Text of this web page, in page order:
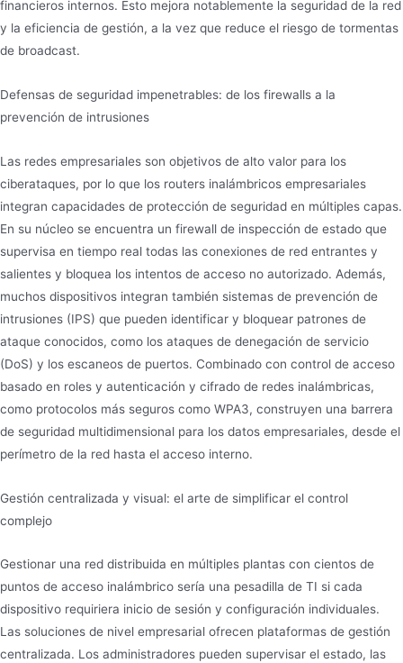
financieros internos. Esto mejora notablemente la seguridad de la red
y la eficiencia de gestión, a la vez que reduce el riesgo de tormentas
de broadcast.
Defensas de seguridad impenetrables: de los firewalls a la
prevención de intrusiones
Las redes empresariales son objetivos de alto valor para los
ciberataques, por lo que los routers inalámbricos empresariales
integran capacidades de protección de seguridad en múltiples capas.
En su núcleo se encuentra un firewall de inspección de estado que
supervisa en tiempo real todas las conexiones de red entrantes y
salientes y bloquea los intentos de acceso no autorizado. Además,
muchos dispositivos integran también sistemas de prevención de
intrusiones (IPS) que pueden identificar y bloquear patrones de
ataque conocidos, como los ataques de denegación de servicio
(DoS) y los escaneos de puertos. Combinado con control de acceso
basado en roles y autenticación y cifrado de redes inalámbricas,
como protocolos más seguros como WPA3, construyen una barrera
de seguridad multidimensional para los datos empresariales, desde el
perímetro de la red hasta el acceso interno.
Gestión centralizada y visual: el arte de simplificar el control
complejo
Gestionar una red distribuida en múltiples plantas con cientos de
puntos de acceso inalámbrico sería una pesadilla de TI si cada
dispositivo requiriera inicio de sesión y configuración individuales.
Las soluciones de nivel empresarial ofrecen plataformas de gestión
centralizada. Los administradores pueden supervisar el estado, las